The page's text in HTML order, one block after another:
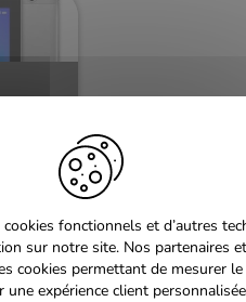
10 Wi-fonctionnels et d’autres
sur notre site. Nos partenaires
cookies permettant de mesurer
expérience client